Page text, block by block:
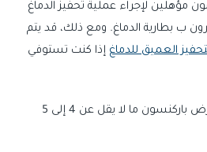
لإجراء عملية تحفيز الدماغ
ب بطارية الدماغ. ومع ذلك، قد يتم
العميق للدماغ إذا كنت تستوفي
مضى على إصابتك بمرض باركنسون ما لا يقل عن 4 إلى 5